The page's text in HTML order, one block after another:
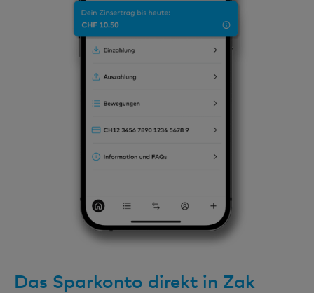
Das Sparkonto direkt in Zak